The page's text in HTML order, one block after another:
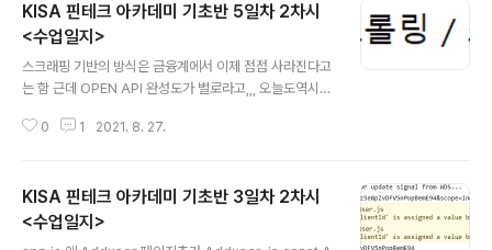
KISA 핀테크 아카데미 기초반 5일차 2차시
<수업일지>
스크래핑 기반의 방식은 금융계에서 이제 점점 사라진다고
는 함 근데 OPEN API 완성도가 별로라고,,, 오늘도역시~
압축풀어서 지금 작업중인 파일에 놓아주기 음.. vsc는 이
medriver') driver.get("https://www.jnilbo.com/vi
ew/media/view?code=202108261617507193
1")#주소로 이동 #원하는 요소 찾기 xpath를 통해 찾아낸
0 1 2021. 8. 27.
KISA 핀테크 아카데미 기초반 3일차 2차시
<수업일지>